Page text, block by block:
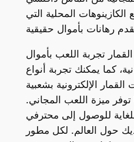
المحلية التي
تجربة اللعب بأموال
كما يمكنك تجربة أنواع
الإلكترونية بشعبية
توفر ميزة اللعب المجاني.
للوصول إلى محترفي
حول العالم. لكل مطور